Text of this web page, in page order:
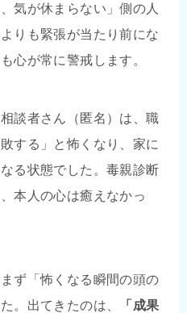
気が休まらない」側の人
りも緊張が当たり前にな
心が常に警戒します。
談者さん（匿名）は、職
する」と怖くなり、家に
る状態でした。毒親診断
本人の心は癒えなかっ
ず「怖くなる瞬間の頭の
。出てきたのは、
「成果